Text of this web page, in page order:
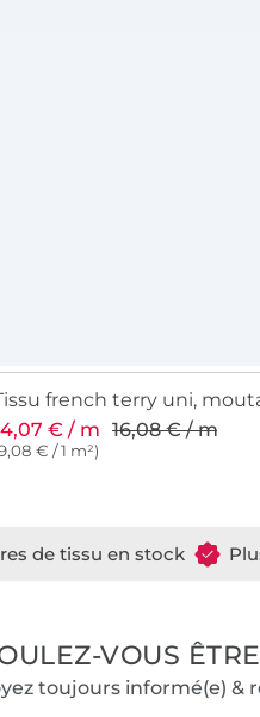
french terry uni,
€ / m 16,08 € / m
€ / 1 m²)
de tissu en stock
VOUS
toujours informé(e) &